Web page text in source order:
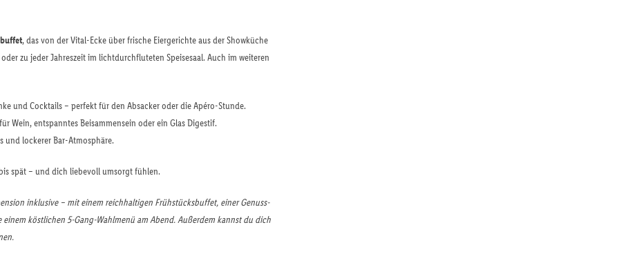
, das von der Vital-Ecke über frische Eiergerichte aus der Showküche
zu jeder Jahreszeit im lichtdurchfluteten Speisesaal. Auch im weiteren
und Cocktails – perfekt für den Absacker oder die Apéro-Stunde.
Wein, entspanntes Beisammensein oder ein Glas Digestif.
und lockerer Bar-Atmosphäre.
spät – und dich liebevoll umsorgt fühlen.
inklusive – mit einem reichhaltigen Frühstücksbuffet, einer Genuss-
köstlichen 5-Gang-Wahlmenü am Abend. Außerdem kannst du dich